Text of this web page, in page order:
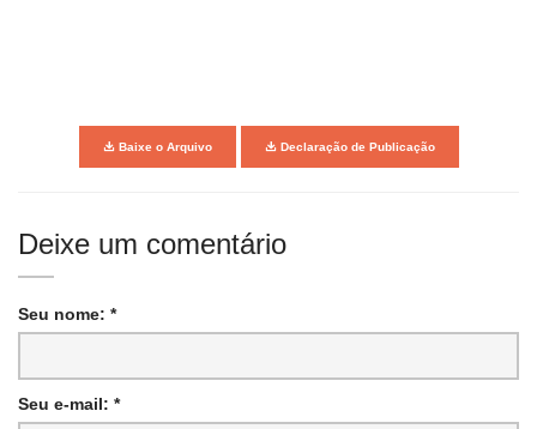
Baixe o Arquivo Declaração de Publicação
Deixe um comentário
Seu nome: *
Seu e-mail: *